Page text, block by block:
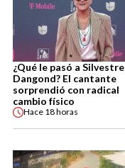
¿Qué le pasó a Silvestre
Dangond? El cantante
sorprendió con radical
cambio físico
Hace 18 horas